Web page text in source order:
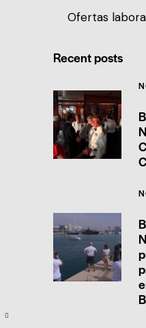
Ofertas
Recent posts